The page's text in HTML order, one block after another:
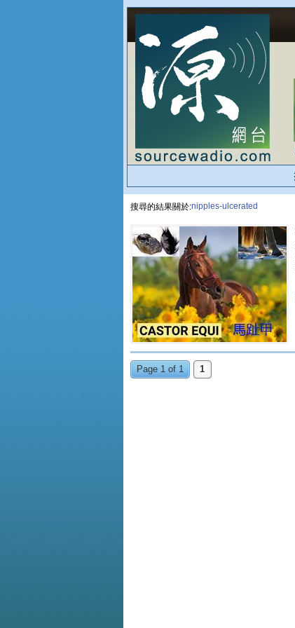
搜尋的結果關於:nipples-ulcerated
Page 1 of 1 1